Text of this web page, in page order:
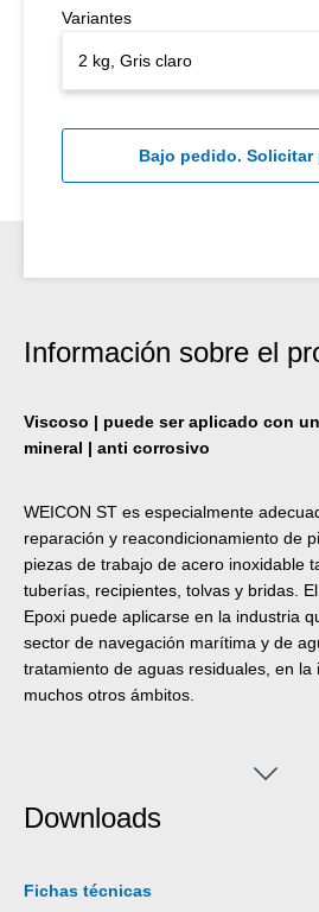
Variantes
Bajo pedido. Solicitar
Información sobre el
Viscoso | puede ser aplicado con
mineral | anti corrosivo
WEICON ST es especialmente
reparación y reacondicionamiento de
piezas de trabajo de acero inoxidable
tuberías, recipientes, tolvas y bridas.
Epoxi puede aplicarse en la industria
sector de navegación marítima y de
tratamiento de aguas residuales, en la
muchos otros ámbitos.
Downloads
Fichas técnicas